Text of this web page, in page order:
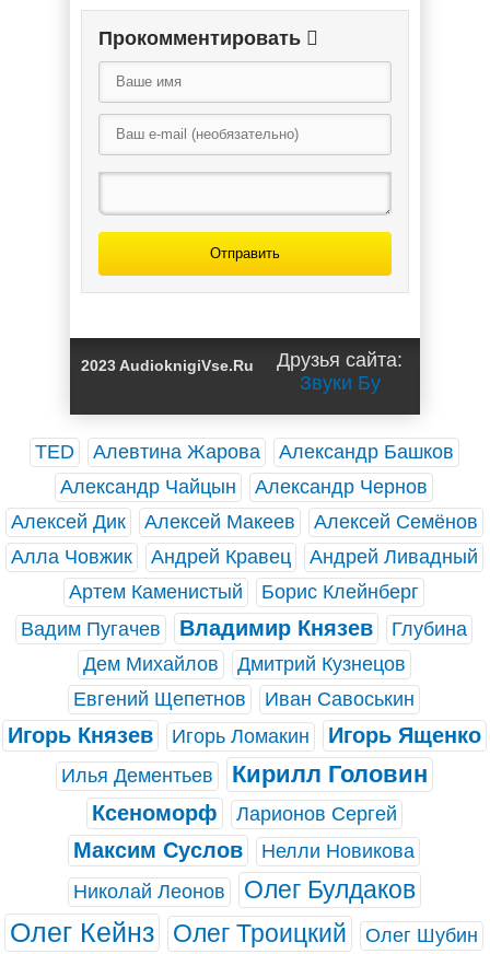
Прокомментировать
Отправить
2023 AudioknigiVse.Ru
Друзья сайта:
Звуки Бу
TED Алевтина Жарова
Александр Башков
Александр Чайцын
Александр Чернов
Алексей Дик
Алексей Макеев
Алексей Семёнов
Алла Човжик
Андрей Кравец
Андрей Ливадный
Артем Каменистый
Борис Клейнберг
Вадим Пугачев
Владимир Князев
Глубина
Дем Михайлов
Дмитрий Кузнецов
Евгений Щепетнов
Иван Савоськин
Игорь Князев Игорь Ломакин Игорь Ященко
Илья Дементьев Кирилл Головин
Ксеноморф Ларионов Сергей
Максим Суслов
Нелли Новикова
Николай Леонов
Олег Булдаков
Олег Кейнз Олег Троицкий Олег Шубин